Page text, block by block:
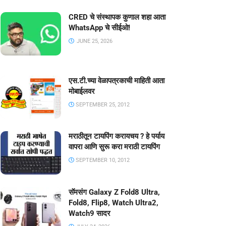
CRED चे संस्थापक कुणाल शहा आता
WhatsApp चे सीईओ!
JUNE 25, 2026
एस.टी.च्या वेळापत्रकाची माहिती आता
मोबाईलवर
SEPTEMBER 25, 2012
मराठीतून टायपिंग करायचय ? हे पर्याय
वापरा आणि सुरू करा मराठी टायपिंग
SEPTEMBER 10, 2012
सॅमसंग Galaxy Z Fold8 Ultra,
Fold8, Flip8, Watch Ultra2,
Watch9 सादर